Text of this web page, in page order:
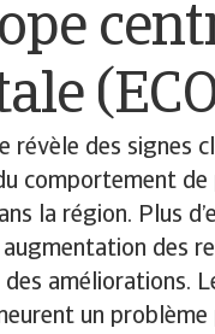
révèle des signes
comportement de
la région. Plus
des
améliorations.
un problème